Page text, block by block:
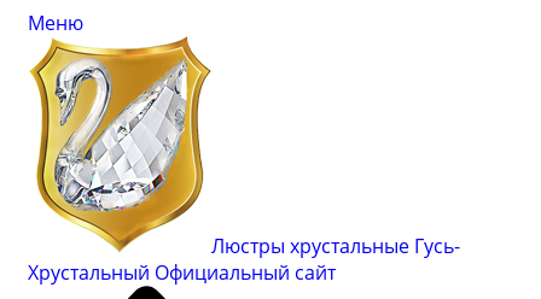
Меню
Люстры хрустальные Гусь-
Хрустальный Официальный сайт